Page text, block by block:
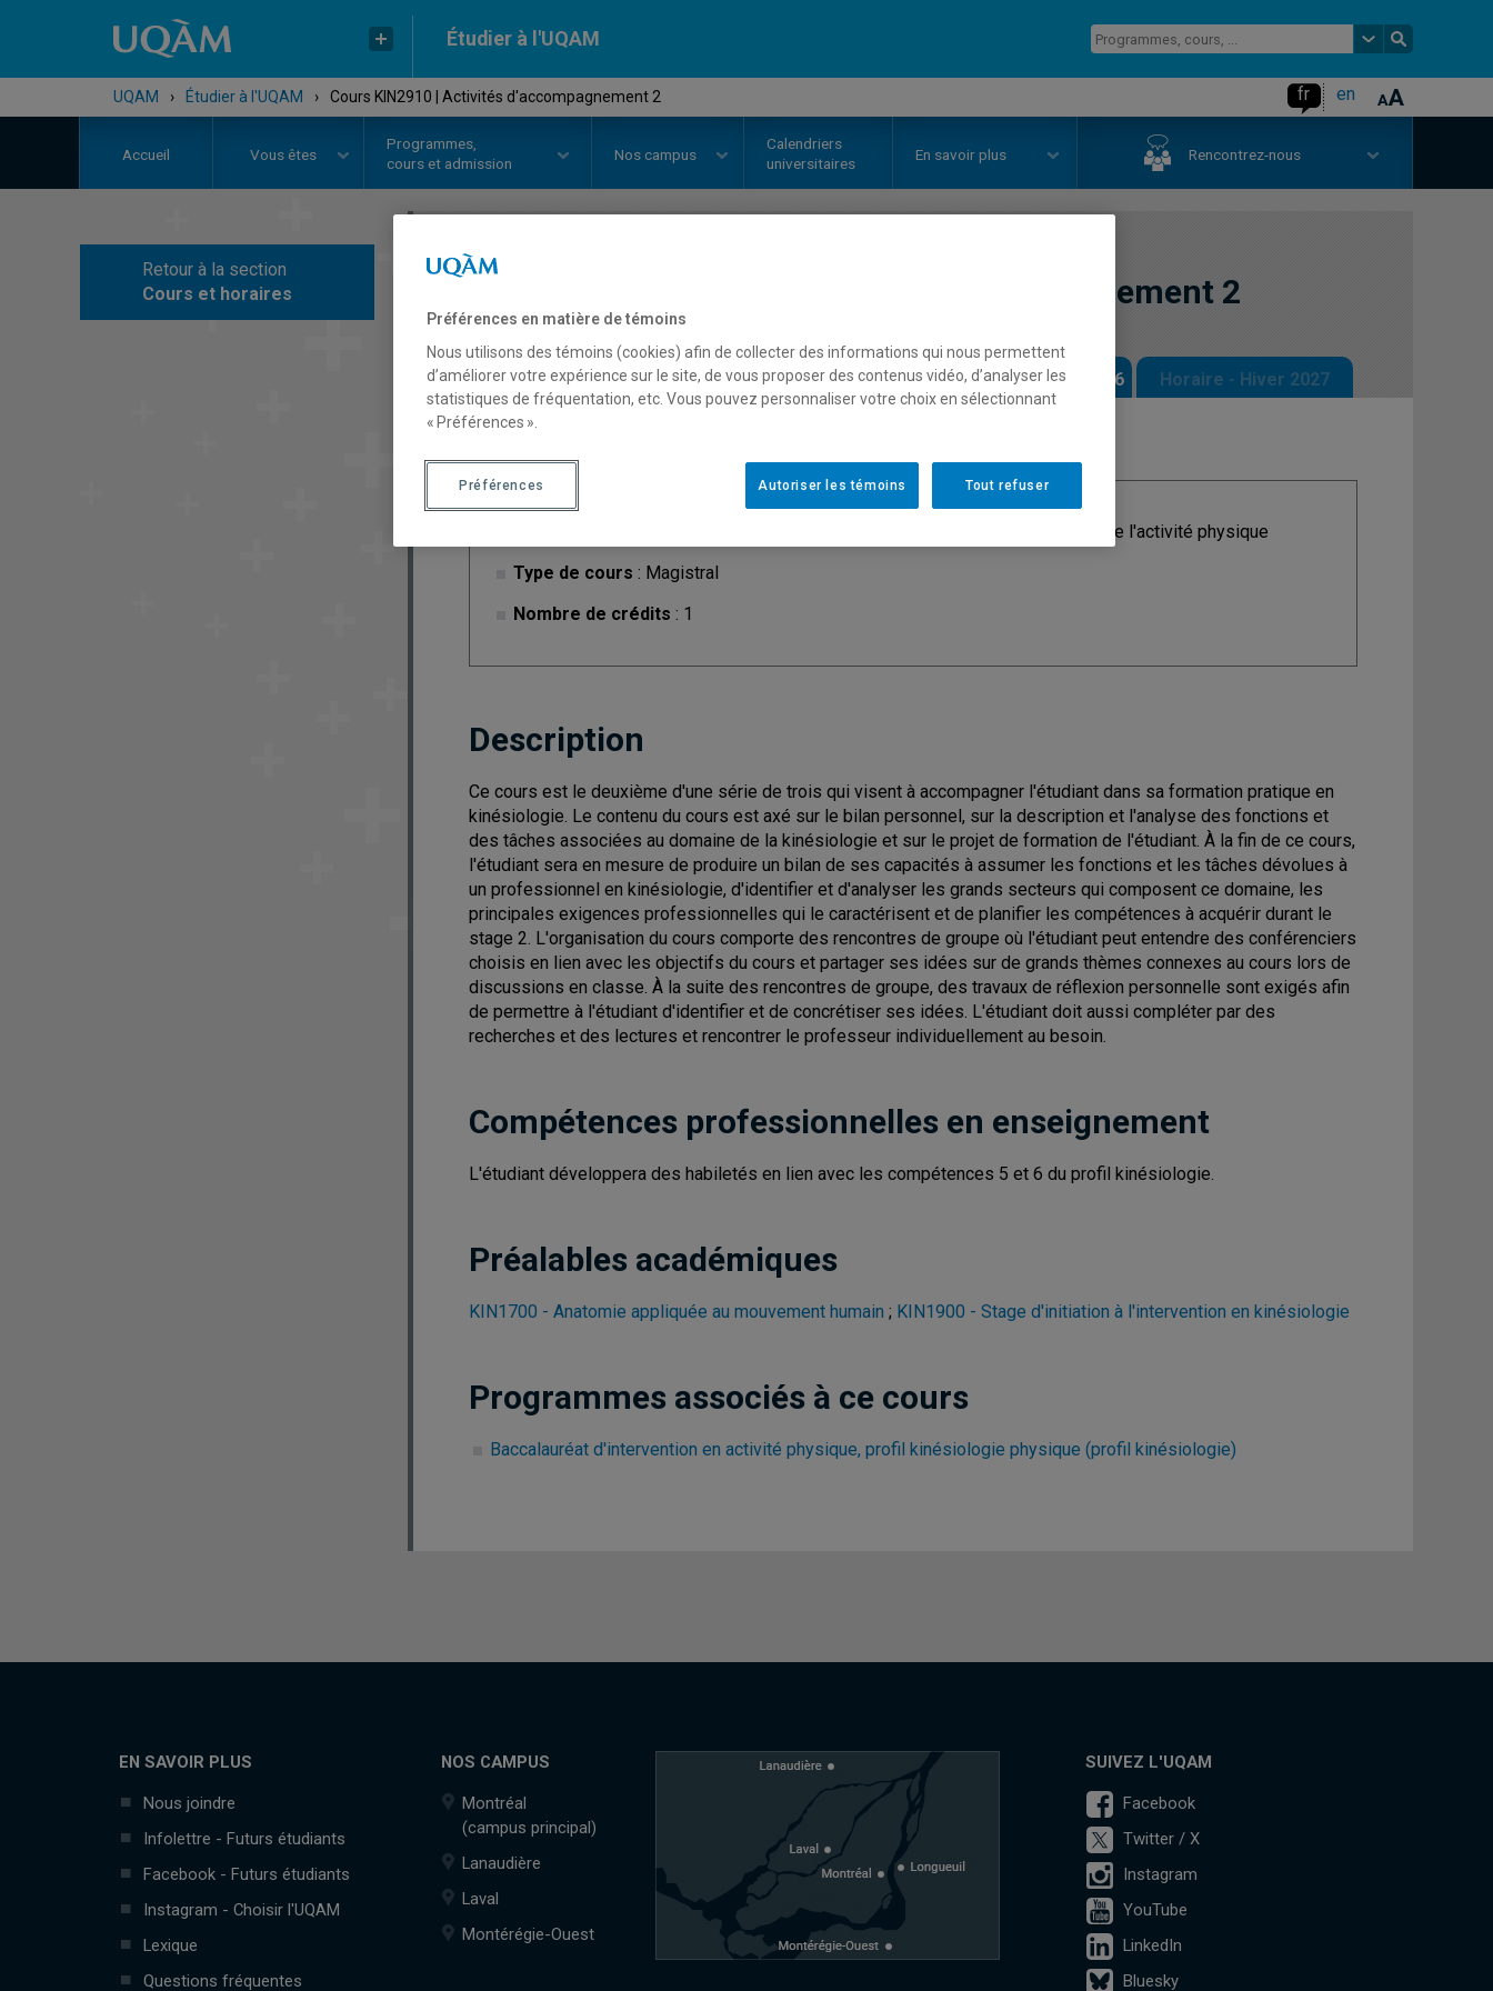
Étudier à l'UQAM
UQAM › Étudier à l'UQAM › Cours KIN2910 | Activités d'accompagnement 2 fr en
Accueil Vous êtes
Programmes,
cours et admission
Nos campus
Calendriers
universitaires
En savoir plus Rencontrez-nous
Retour à la section
Cours et horaires
Activités d'accompagnement 2
Description Horaire - Été 2026 Horaire - Automne 2026 Horaire - Hiver 2027
Type de cours : Magistral
Nombre de crédits : 1
: Sciences de l'activité physique
Description
Ce cours est le deuxième d'une série de trois qui visent à accompagner l'étudiant dans sa formation pratique en
kinésiologie. Le contenu du cours est axé sur le bilan personnel, sur la description et l'analyse des fonctions et
des tâches associées au domaine de la kinésiologie et sur le projet de formation de l'étudiant. À la fin de ce cours,
l'étudiant sera en mesure de produire un bilan de ses capacités à assumer les fonctions et les tâches dévolues à
un professionnel en kinésiologie, d'identifier et d'analyser les grands secteurs qui composent ce domaine, les
principales exigences professionnelles qui le caractérisent et de planifier les compétences à acquérir durant le
stage 2. L'organisation du cours comporte des rencontres de groupe où l'étudiant peut entendre des conférenciers
choisis en lien avec les objectifs du cours et partager ses idées sur de grands thèmes connexes au cours lors de
discussions en classe. À la suite des rencontres de groupe, des travaux de réflexion personnelle sont exigés afin
de permettre à l'étudiant d'identifier et de concrétiser ses idées. L'étudiant doit aussi compléter par des
recherches et des lectures et rencontrer le professeur individuellement au besoin.
Compétences professionnelles en enseignement
L'étudiant développera des habiletés en lien avec les compétences 5 et 6 du profil kinésiologie.
Préalables académiques
KIN1700 - Anatomie appliquée au mouvement humain ; KIN1900 - Stage d'initiation à l'intervention en kinésiologie
Programmes associés à ce cours
Baccalauréat d'intervention en activité physique, profil kinésiologie physique (profil kinésiologie)
EN SAVOIR PLUS
Nous joindre
Infolettre - Futurs étudiants
Facebook - Futurs étudiants
Instagram - Choisir l'UQAM
Lexique
Questions fréquentes
NOS CAMPUS
Montréal
(campus principal)
Lanaudière
Laval
Montérégie-Ouest
SUIVEZ L'UQAM
Facebook
Twitter / X
Instagram
YouTube
LinkedIn
Bluesky
Préférences en matière de témoins
Nous utilisons des témoins (cookies) afin de collecter des informations qui nous permettent
d’améliorer votre expérience sur le site, de vous proposer des contenus vidéo, d’analyser les
statistiques de fréquentation, etc. Vous pouvez personnaliser votre choix en sélectionnant
« Préférences ».
Tout refuser
Autoriser les témoins
Préférences